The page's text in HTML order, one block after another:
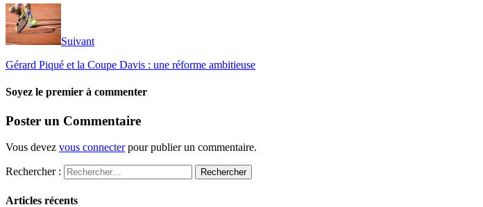
Suivant
Gérard Piqué et la Coupe Davis : une réforme ambitieuse
Soyez le premier à commenter
Poster un Commentaire
Vous devez vous connecterpour publier un commentaire.
Rechercher :
Articles récents